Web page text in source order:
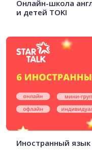
Онлайн-школа
и детей TOKI
Иностранный